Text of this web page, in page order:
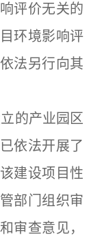
评价无关的
环境影响评
法另行向其
的产业园区
依法开展了
建设项目性
部门组织审
审查意见，